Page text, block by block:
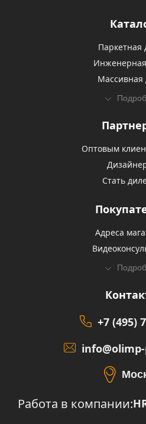
Паркетная
Инженерная
Массивная
Оптовым
Стать
Адреса
+7 (495)
Работа в компании: